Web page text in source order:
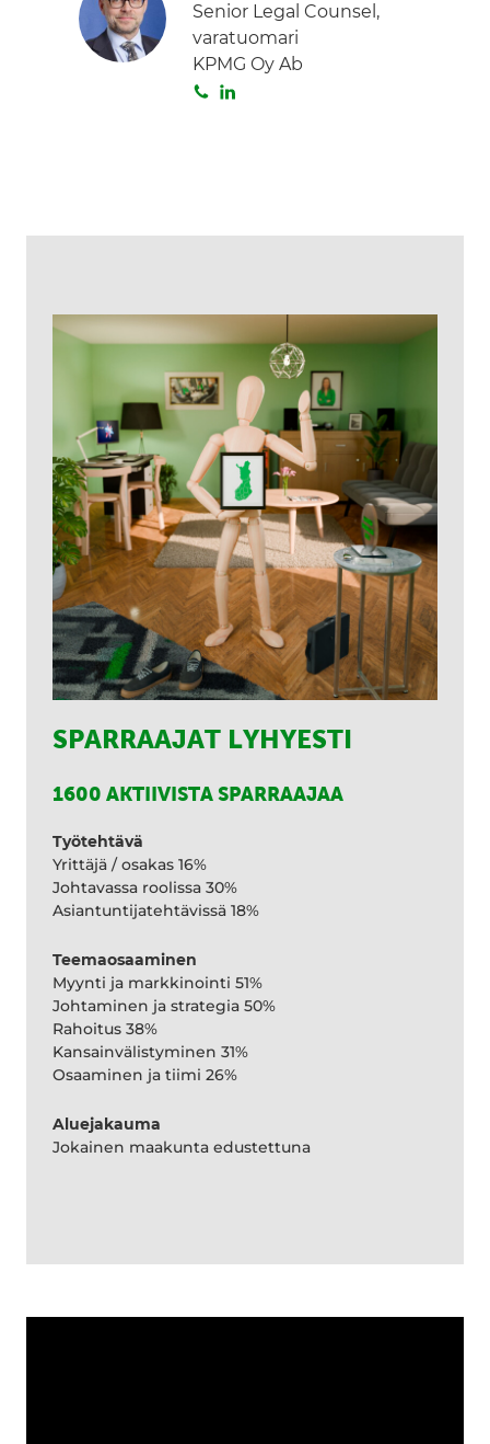
Senior Legal Counsel,
varatuomari
KPMG Oy Ab
S
SPARRAAJAT LYHYESTI
1600 AKTIIVISTA SPARRAAJAA
Työtehtävä
Yrittäjä / osakas 16%
Johtavassa roolissa 30%
Asiantuntijatehtävissä 18%
Teemaosaaminen
Myynti ja markkinointi 51%
Johtaminen ja strategia 50%
Rahoitus 38%
Kansainvälistyminen 31%
Osaaminen ja tiimi 26%
Aluejakauma
Jokainen maakunta edustettuna